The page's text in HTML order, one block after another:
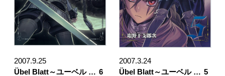
2007.9.25
Übel Blatt～ユーベル … 6
2007.3.24
Übel Blatt～ユーベル … 5